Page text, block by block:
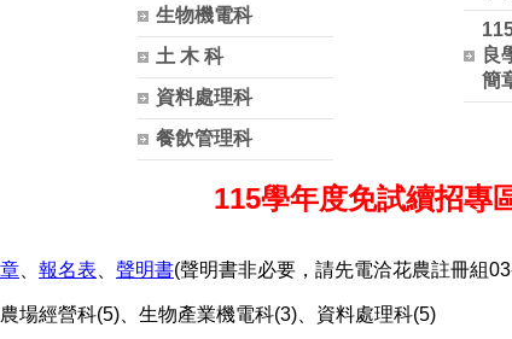
生物機電科
土 木 科
資料處理科
餐飲管理科
良
簡
115學年度免試續招專
報名表 聲明書(聲明書非必要，請先電洽花農註冊組
場經營科(5)、生物產業機電科(3)、資料處理科(5)